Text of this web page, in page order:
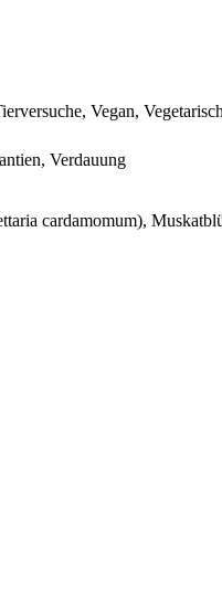
Vegan, Vegetarisch
Verdauung
cardamomum),